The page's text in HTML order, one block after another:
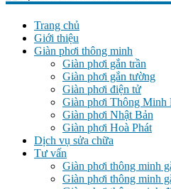
Tuấn
Vinh
Shop
Chuyên
giàn
Trang chủ
Giới thiệu
Giàn phơi thông minh
Giàn phơi gắn trần
Giàn phơi gắn tường
Giàn phơi điện tử
Giàn phơi Thông Minh
Giàn phơi Nhật Bản
Giàn phơi Hoà Phát
Dịch vụ sửa chữa
Tư vấn
Giàn phơi thông minh
Giàn phơi thông minh